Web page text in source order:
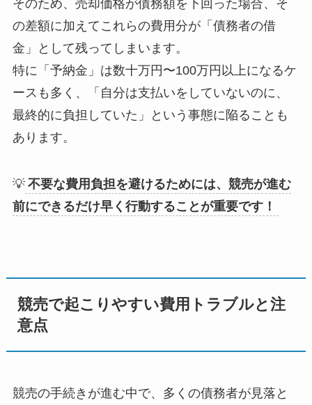
そのため、売却価格が債務額を下回った場合、そ
の差額に加えてこれらの費用分が「債務者の借
金」として残ってしまいます。
特に「予納金」は数十万円〜100万円以上になるケ
ースも多く、「自分は支払いをしていないのに、
最終的に負担していた」という事態に陥ることも
あります。
💡 不要な費用負担を避けるためには、競売が進む
前にできるだけ早く行動することが重要です！
競売で起こりやすい費用トラブルと注
意点
競売の手続きが進む中で、多くの債務者が見落と